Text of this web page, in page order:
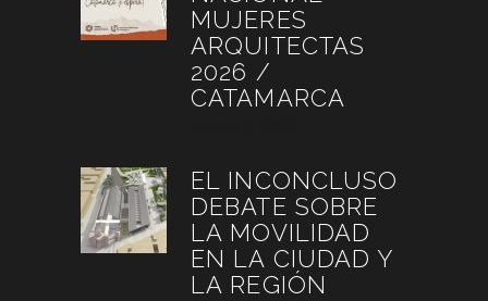
MUJERES
ARQUITECTAS
2026 /
CATAMARCA
EL INCONCLUSO
DEBATE SOBRE
LA MOVILIDAD
EN LA CIUDAD Y
LA REGIÓN